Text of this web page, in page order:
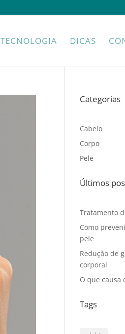
TECNOLOGIA DICAS
Categorias
Cabelo
Corpo
Pele
Últimos
Tratamento
Como
pele
Redução de
corporal
O que causa
Tags